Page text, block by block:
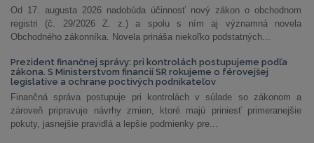
Od 17. augusta 2026 nadobúda účinnosť nový zákon o obchodnom
registri (č. 29/2026 Z. z.) a spolu s ním aj významná novela
Obchodného zákonníka. Novela prináša niekoľko podstatných...
Prezident finančnej správy: pri kontrolách postupujeme podľa
zákona. S Ministerstvom financií SR rokujeme o férovejšej
legislatíve a ochrane poctivých podnikateľov
Finančná správa postupuje pri kontrolách v súlade so zákonom a
zároveň pripravuje návrhy zmien, ktoré majú priniesť primeranejšie
pokuty, jasnejšie pravidlá a lepšie podmienky pre...